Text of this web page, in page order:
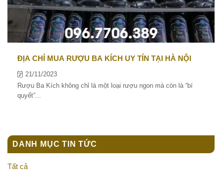
ĐỊA CHỈ MUA RƯỢU BA KÍCH UY TÍN TẠI HÀ NỘI
Rượu Ba Kích không chỉ là một loại rượu ngon mà còn là “bí
quyết”...
21/11/2023
DANH MỤC TIN TỨC
Tất cả